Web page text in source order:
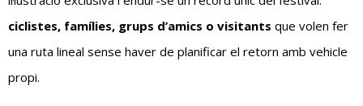
ciclistes, famílies, grups d’amics o visitants que volen fer
una ruta lineal sense haver de planificar el retorn amb vehicle
propi.